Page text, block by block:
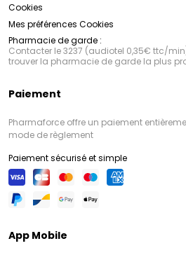
Cookies
Mes préférences Cookies
Pharmacie de garde :
Contacter le 3237 (audiotel 0,35€ ttc/
trouver la pharmacie de garde la plus
Paiement
Pharmaforce offre un paiement
mode de règlement
Paiement sécurisé et simple
App Mobile